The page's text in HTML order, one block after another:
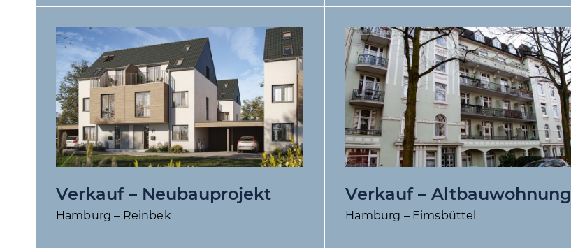
Verkauf – Neubauprojekt
Hamburg – Reinbek
Verkauf – Altbauwohnung
Hamburg – Eimsbüttel